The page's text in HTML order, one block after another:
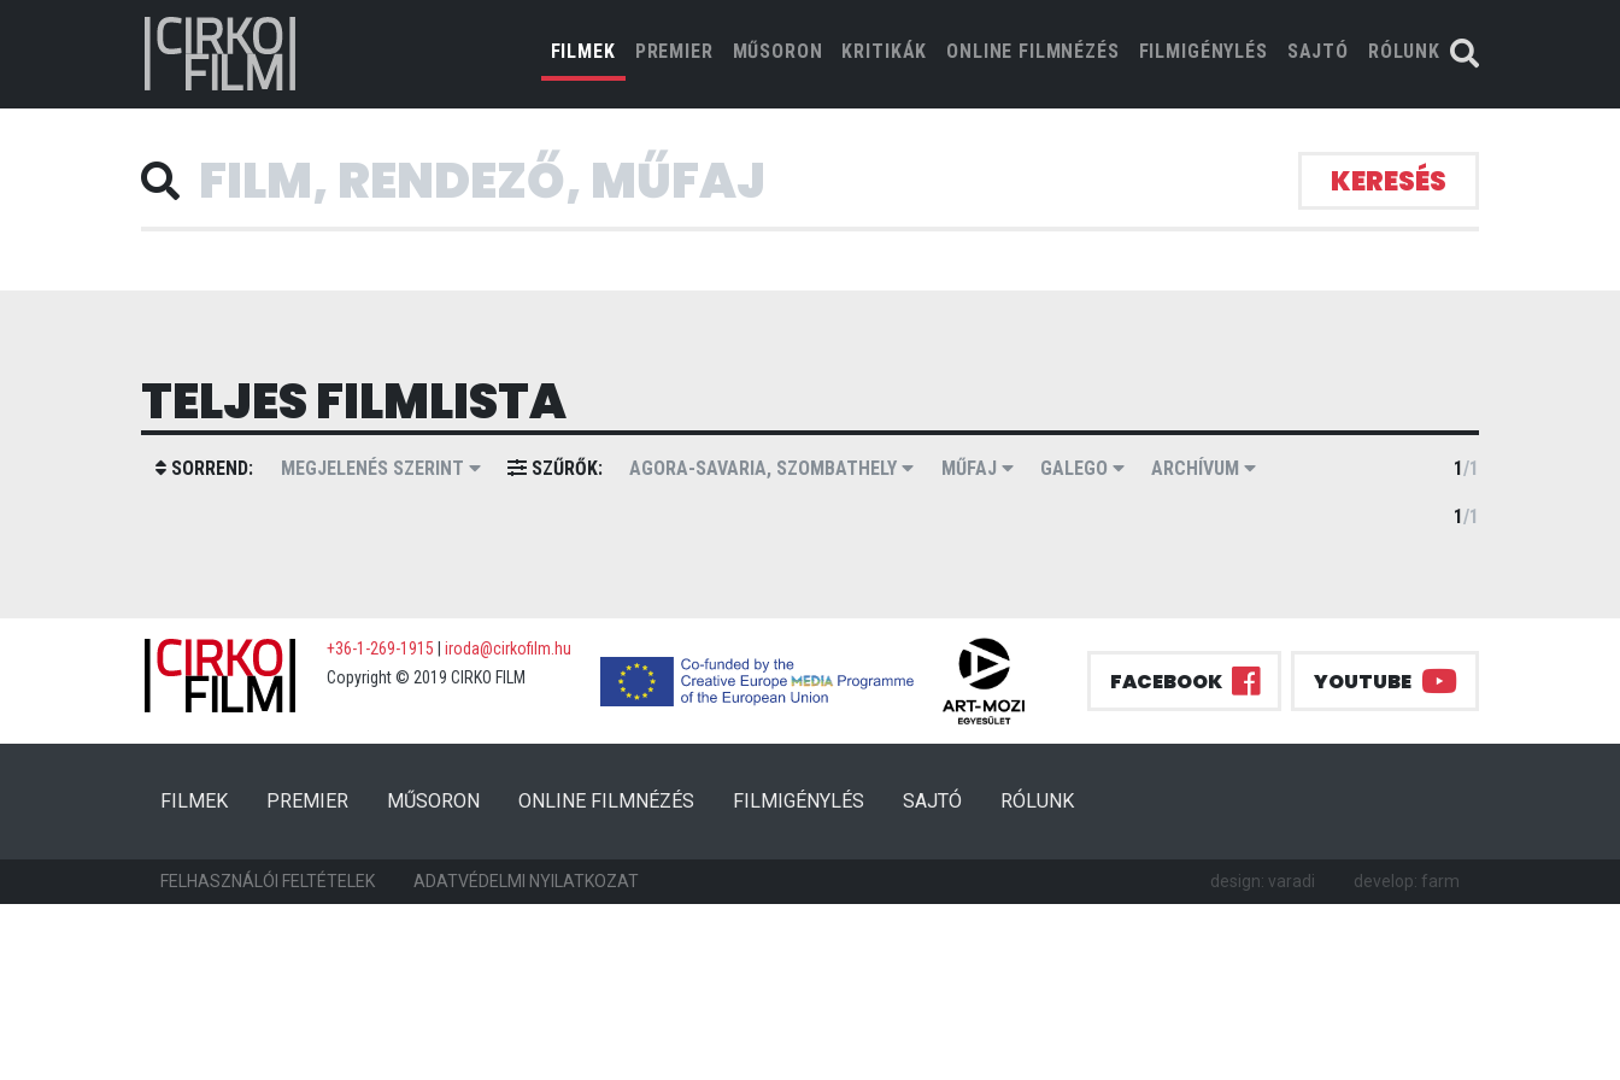
FILMEK(CURRENT)
PREMIER MŰSORON KRITIKÁK ONLINE FILMNÉZÉS FILMIGÉNYLÉS SAJTÓ RÓLUNK
KERESÉS
TELJES FILMLISTA
SORREND: MEGJELENÉS SZERINT SZŰRŐK: AGORA-SAVARIA, SZOMBATHELY MŰFAJ GALEGO ARCHÍVUM 1/1
1/1
+36-1-269-1915
iroda@cirkofilm.hu
Copyright © 2019 CIRKO FILM
FACEBOOK YOUTUBE
FILMEK(CURRENT)
PREMIER (CURRENT)
MŰSORON ONLINE FILMNÉZÉS FILMIGÉNYLÉS SAJTÓ RÓLUNK
FELHASZNÁLÓI FELTÉTELEK ADATVÉDELMI NYILATKOZAT design: varadi develop: farm